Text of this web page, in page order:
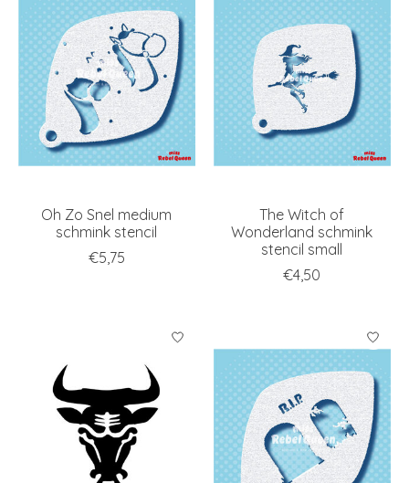
Oh Zo Snel medium
schmink stencil
€5,75
The Witch of
Wonderland schmink
stencil small
€4,50